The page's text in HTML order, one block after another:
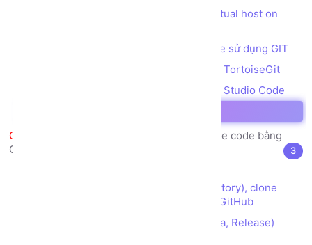
Tạo tên miền ảo trên máy cục bộ (virtual host on
Cài đặt nền tảng quản lý Source Code sử dụng GIT
Cài đặt công cụ quản lý Source Code TortoiseGit
Cài đặt chế độ Debug PHP với Visual Studio Code
Tập làm quen với quản lý source code bằng
GitHub
3
Tạo tài khoản, tạo kho dữ liệu (repository), clone
source, commit/push và pull source với GitHub
Cách đóng gói phiên bản (Alpha, Beta, Release)